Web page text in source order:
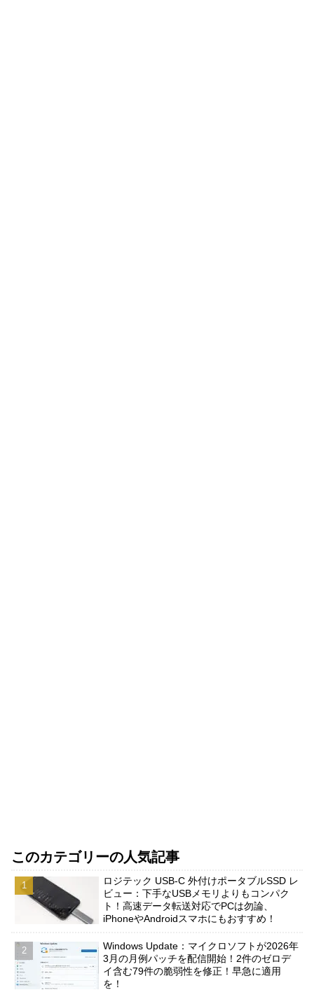
このカテゴリーの人気記事
ロジテック USB-C 外付けポータブルSSD レ
ビュー：下手なUSBメモリよりもコンパク
ト！高速データ転送対応でPCは勿論、
iPhoneやAndroidスマホにもおすすめ！
Windows Update：マイクロソフトが2026年
3月の月例パッチを配信開始！2件のゼロデ
イ含む79件の脆弱性を修正！早急に適用
を！